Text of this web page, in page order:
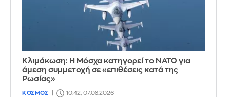
Κλιμάκωση: Η Μόσχα κατηγορεί το ΝΑΤΟ για
άμεση συμμετοχή σε «επιθέσεις κατά της
Ρωσίας»
ΚΟΣΜΟΣ 10:42, 07.08.2026